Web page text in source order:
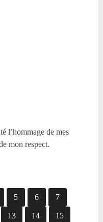
l’hommage de mes
mon respect.
5 6 7
13 14 15